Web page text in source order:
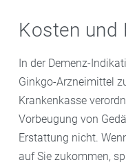
Kosten und
In der Demenz-
Ginkgo-Arzneimittel
Krankenkasse
Vorbeugung von
Erstattung nicht.
auf Sie zukommen,